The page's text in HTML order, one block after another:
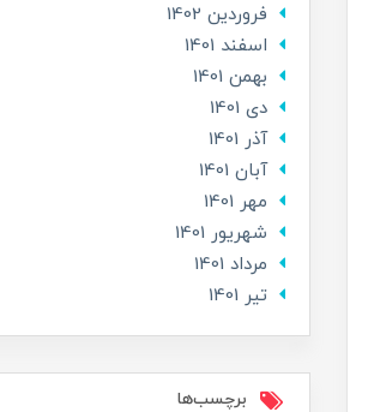
فروردین 1402
اسفند 1401
بهمن 1401
دی 1401
آذر 1401
آبان 1401
مهر 1401
شهریور 1401
مرداد 1401
تير 1401
برچسب‌ها